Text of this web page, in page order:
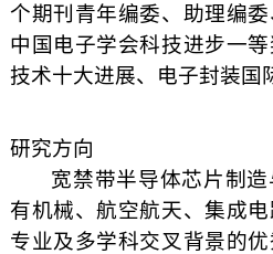
个期刊青年编委、助理编
中国电子学会科技进步一
技术十大进展、 电子封装国
研究方向
宽禁带半导体芯片制
有机械、航空航天、集成
专业及多学科交叉背景的